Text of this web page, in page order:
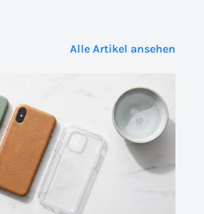
Alle Artikel ansehen